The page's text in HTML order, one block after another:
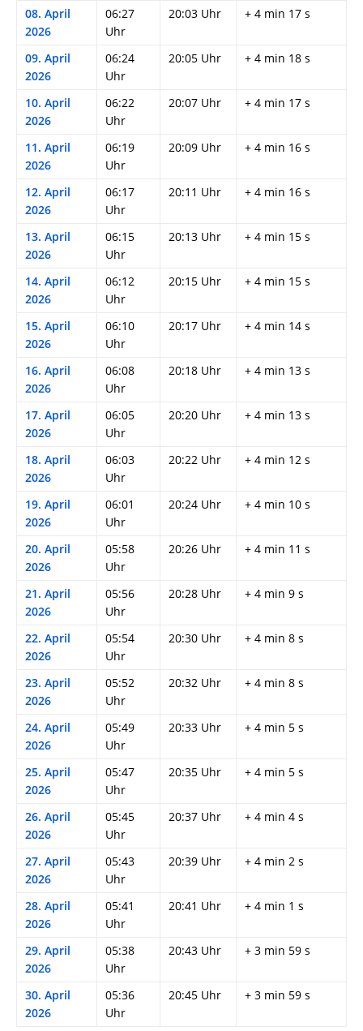
08. April
2026
06:27
Uhr
20:03 Uhr + 4 min 17 s
09. April
2026
06:24
Uhr
20:05 Uhr + 4 min 18 s
10. April
2026
06:22
Uhr
20:07 Uhr + 4 min 17 s
11. April
2026
06:19
Uhr
20:09 Uhr + 4 min 16 s
12. April
2026
06:17
Uhr
20:11 Uhr + 4 min 16 s
13. April
2026
06:15
Uhr
20:13 Uhr + 4 min 15 s
14. April
2026
06:12
Uhr
20:15 Uhr + 4 min 15 s
15. April
2026
06:10
Uhr
20:17 Uhr + 4 min 14 s
16. April
2026
06:08
Uhr
20:18 Uhr + 4 min 13 s
17. April
2026
06:05
Uhr
20:20 Uhr + 4 min 13 s
18. April
2026
06:03
Uhr
20:22 Uhr + 4 min 12 s
19. April
2026
06:01
Uhr
20:24 Uhr + 4 min 10 s
20. April
2026
05:58
Uhr
20:26 Uhr + 4 min 11 s
21. April
2026
05:56
Uhr
20:28 Uhr + 4 min 9 s
22. April
2026
05:54
Uhr
20:30 Uhr + 4 min 8 s
23. April
2026
05:52
Uhr
20:32 Uhr + 4 min 8 s
24. April
2026
05:49
Uhr
20:33 Uhr + 4 min 5 s
25. April
2026
05:47
Uhr
20:35 Uhr + 4 min 5 s
26. April
2026
05:45
Uhr
20:37 Uhr + 4 min 4 s
27. April
2026
05:43
Uhr
20:39 Uhr + 4 min 2 s
28. April
2026
05:41
Uhr
20:41 Uhr + 4 min 1 s
29. April
2026
05:38
Uhr
20:43 Uhr + 3 min 59 s
30. April
2026
05:36
Uhr
20:45 Uhr + 3 min 59 s